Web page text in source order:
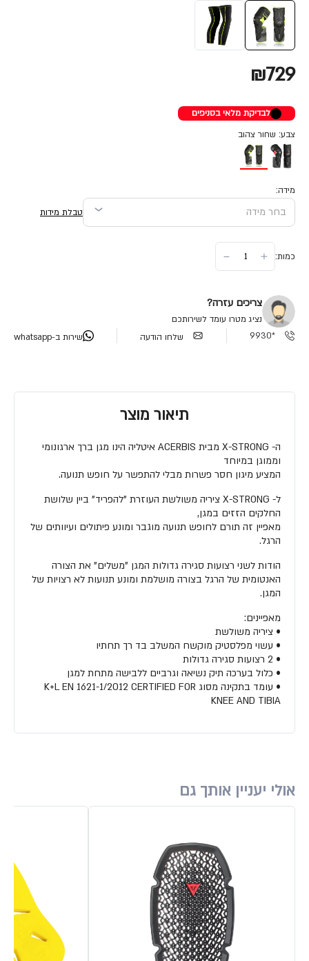
₪729
לבדיקת מלאי בסניפים
צבע: שחור צהוב
מידה:
טבלת מידות
כמות:
צריכים עזרה?
נציג מטרו עומד לשירותכם
*9930
שלחו הודעה שירות ב-whatsapp
תיאור מוצר
ה- X-STRONG מבית ACERBIS איטליה הינו מגן ברך ארגונומי
וממוגן במיוחד
המציע מיגון חסר פשרות מבלי להתפשר על חופש תנועה.
ל- X-STRONG ציריה משולשת העוזרת "להפריד" ביין שלושת
החלקים הזזים במגן,
מאפיין זה תורם לחופש תנועה מוגבר ומונע פיתולים ועיוותים של
הרגל.
הודות לשני רצועות סגירה גדולות המגן "משלים" את הצורה
האנטומית של הרגל בצורה מושלמת ומונע תנועות לא רצויות של
המגן.
מאפיינים:
• ציריה משולשת
• עשוי מפלסטיק מוקשח המשלב בד רך תחתיו
• 2 רצועות סגירה גדולות
• כלול בערכה תיק נשיאה וגרביים ללבישה מתחת למגן
• עומד בתקינה מסוג K+L EN 1621-1/2012 CERTIFIED FOR
KNEE AND TIBIA
אולי יעניין אותך גם